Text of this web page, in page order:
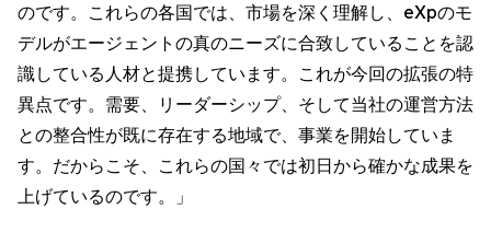
のです。これらの各国では、市場を深く理解し、eXpのモ
デルがエージェントの真のニーズに合致していることを認
識している人材と提携しています。これが今回の拡張の特
異点です。需要、リーダーシップ、そして当社の運営方法
との整合性が既に存在する地域で、事業を開始していま
す。だからこそ、これらの国々では初日から確かな成果を
上げているのです。」